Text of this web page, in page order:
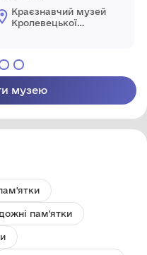
Краєзнавчий музей
Кролевецької
музею
пам'ятки